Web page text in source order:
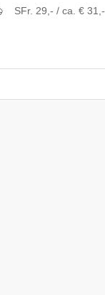
SFr. 29,- / ca. € 31,-